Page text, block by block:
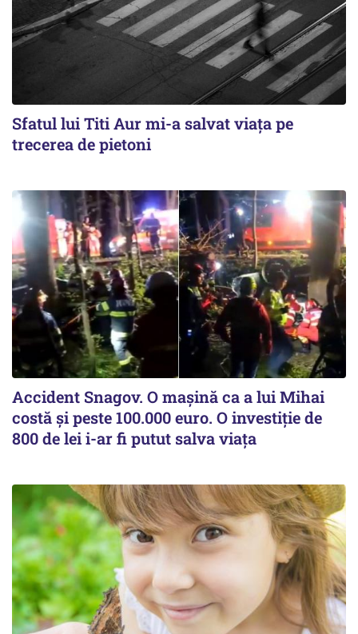
Sfatul lui Titi Aur mi-a salvat viaţa pe
trecerea de pietoni
Accident Snagov. O mașină ca a lui Mihai
costă și peste 100.000 euro. O investiție de
800 de lei i-ar fi putut salva viața